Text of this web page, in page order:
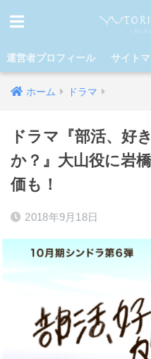
運営者プロフィール サイト
ホーム ドラマ
ドラマ『部活、好
か？』大山役に岩
価も！
2018年9月18日